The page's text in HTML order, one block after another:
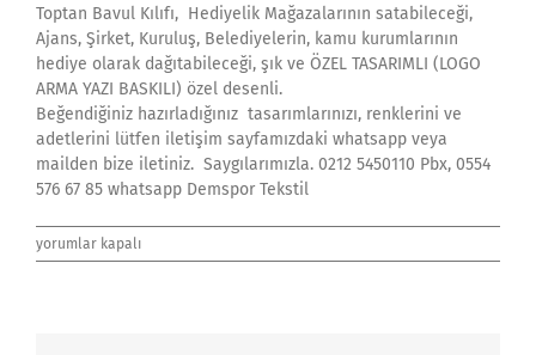
Toptan Bavul Kılıfı, Hediyelik Mağazalarının satabileceği,
Ajans, Şirket, Kuruluş, Belediyelerin, kamu kurumlarının
hediye olarak dağıtabileceği, şık ve ÖZEL TASARIMLI (LOGO
ARMA YAZI BASKILI) özel desenli.
Beğendiğiniz hazırladığınız tasarımlarınızı, renklerini ve
adetlerini lütfen iletişim sayfamızdaki whatsapp veya
mailden bize iletiniz. Saygılarımızla. 0212 5450110 Pbx, 0554
576 67 85 whatsapp Demspor Tekstil
toptan
valiz
yorumlar kapalı